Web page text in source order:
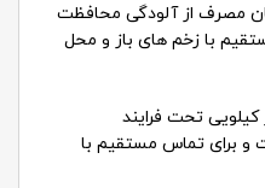
مصرف از آلودگی محافظت
با زخم های باز و محل
کیلویی تحت فرایند
و برای تماس مستقیم با